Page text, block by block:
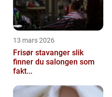
13 mars 2026
Frisør stavanger slik
finner du salongen som
fakt...